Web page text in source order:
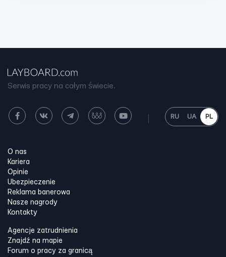
Serwis pracy na całym świecie.
RU UA PL
O nas
Kariera
Opinie
Ubezpieczenie
Reklama banerowa
Nasze nagrody
Kontakty
Agencje zatrudnienia
Znajdź na mapie
Forum o pracy za granicą